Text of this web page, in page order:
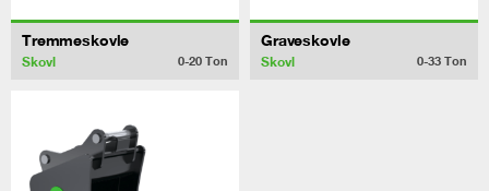
Tremmeskovle
Skovl 0-20 Ton
Graveskovle
Skovl 0-33 Ton